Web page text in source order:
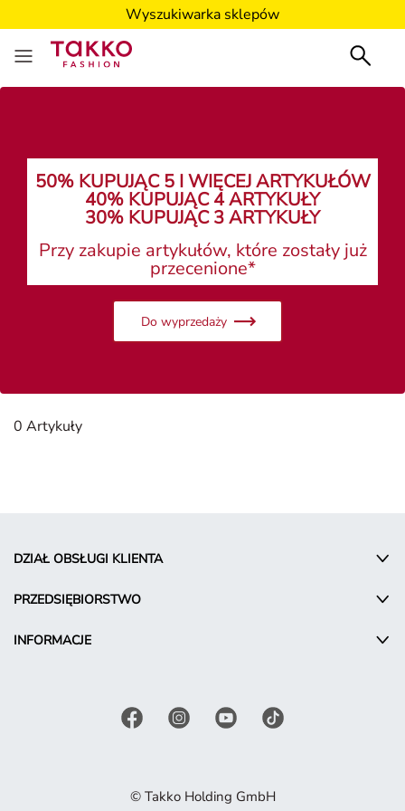
Wyszukiwarka sklepów
50% KUPUJĄC 5 I WIĘCEJ ARTYKUŁÓW
40% KUPUJĄC 4 ARTYKUŁY
30% KUPUJĄC 3 ARTYKUŁY
Przy zakupie artykułów, które zostały już
przecenione*
Do wyprzedaży
0 Artykuły
DZIAŁ OBSŁUGI KLIENTA
PRZEDSIĘBIORSTWO
INFORMACJE
© Takko Holding GmbH